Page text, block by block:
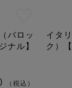
バロッ
ナル】
（税込）
イタ
ク）